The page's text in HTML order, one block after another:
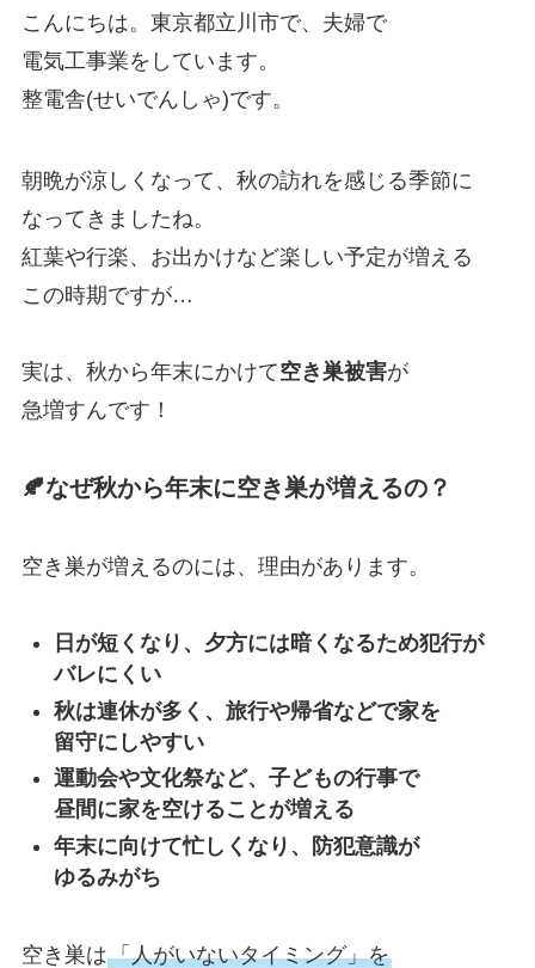
こんにちは。東京都立川市で、夫婦で
電気工事業をしています。
整電舎(せいでんしゃ)です。
朝晩が涼しくなって、秋の訪れを感じる季節に
なってきましたね。
紅葉や行楽、お出かけなど楽しい予定が増える
この時期ですが…
実は、秋から年末にかけて空き巣被害が
急増すんです！
🍂なぜ秋から年末に空き巣が増えるの？
空き巣が増えるのには、理由があります。
日が短くなり、夕方には暗くなるため犯行が
バレにくい
秋は連休が多く、旅行や帰省などで家を
留守にしやすい
運動会や文化祭など、子どもの行事で
昼間に家を空けることが増える
年末に向けて忙しくなり、防犯意識が
ゆるみがち
空き巣は「人がいないタイミング」を